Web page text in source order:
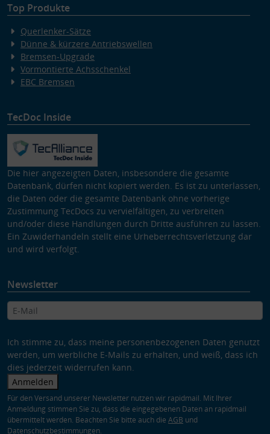
Top Produkte
Querlenker-Sätze
Dünne & kürzere Antriebswellen
Bremsen-Upgrade
Vormontierte Achsschenkel
EBC Bremsen
TecDoc Inside
Die hier angezeigten Daten, insbesondere die gesamte
Datenbank, dürfen nicht kopiert werden. Es ist zu unterlassen,
die Daten oder die gesamte Datenbank ohne vorherige
Zustimmung TecDocs zu vervielfältigen, zu verbreiten
und/oder diese Handlungen durch Dritte ausführen zu lassen.
Ein Zuwiderhandeln stellt eine Urheberrechtsverletzung dar
und wird verfolgt.
Newsletter
Ich stimme zu, dass meine personenbezogenen Daten genutzt
werden, um werbliche E-Mails zu erhalten, und weiß, dass ich
dies jederzeit widerrufen kann.
Anmelden
Für den Versand unserer Newsletter nutzen wir rapidmail. Mit Ihrer
Anmeldung stimmen Sie zu, dass die eingegebenen Daten an rapidmail
übermittelt werden. Beachten Sie bitte auch die AGB und
Datenschutzbestimmungen.